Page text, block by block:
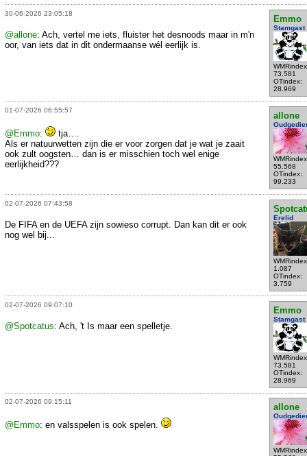
30-06-2026 23:05:18
Emmo
Stamgast
73.581
OTindex:
28.969
@allone: Ach, vertel me iets, fluister het desnoods maar in m'n
oor, van iets dat in dit ondermaanse wél eerlijk is.
01-07-2026 06:55:57
allone
55.568
OTindex:
99.233
@Emmo:
tja….
Als er natuurwetten zijn die er voor zorgen dat je wat je zaait
ook zult oogsten… dan is er misschien toch wel enige
eerlijkheid???
02-07-2026 07:43:58
Erelid
1.087
OTindex:
3.759
De FIFA en de UEFA zijn sowieso corrupt. Dan kan dit er ook
nog wel bij...
02-07-2026 09:07:10
Emmo
Stamgast
73.581
OTindex:
28.969
@Spotcatus: Ach, 't Is maar een spelletje.
02-07-2026 09:15:11
allone
@Emmo: en valsspelen is ook spelen.